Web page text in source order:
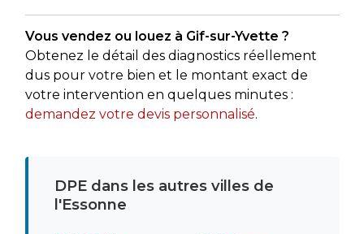
Vous vendez ou louez à Gif-sur-Yvette ?
Obtenez le détail des diagnostics réellement
dus pour votre bien et le montant exact de
votre intervention en quelques minutes :
demandez votre devis personnalisé.
DPE dans les autres villes de
l'Essonne